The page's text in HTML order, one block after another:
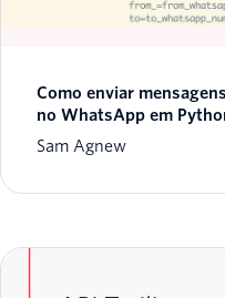
Como enviar
no WhatsApp em
Sam Agnew